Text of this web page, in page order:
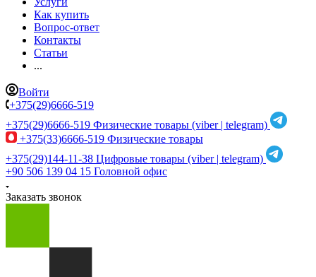
Как купить
Вопрос-ответ
Контакты
Статьи
...
Войти
+375(29)6666-519
+375(29)6666-519 Физические товары (viber | telegram)
+375(33)6666-519 Физические товары
+375(29)144-11-38 Цифровые товары (viber | telegram)
+90 506 139 04 15 Головной офис
Заказать звонок